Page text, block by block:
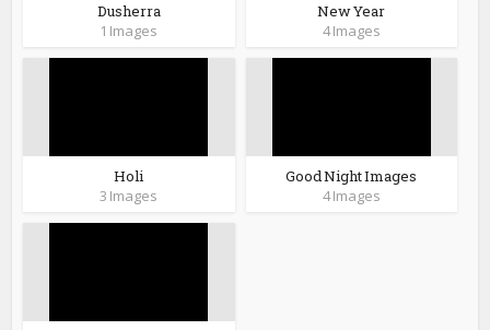
Dusherra
1 Images
New Year
4 Images
Holi
3 Images
Good Night Images
4 Images